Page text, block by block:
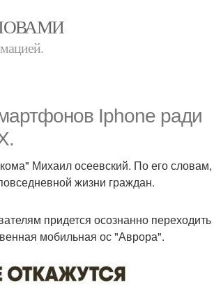
Iphone ради
Михаил осеевский. По его
жизни граждан.
придется осознанно
мобильная ос "Аврора".